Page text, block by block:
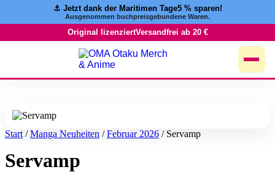
⚓️ Jetzt dank der Maritimen Tage5 % sparen!
Ausgenommen buchpreisgebundene Waren.
Original lizenziertVersandfrei ab 20 €
Start /Manga Neuheiten /Februar 2026 / Servamp
Servamp